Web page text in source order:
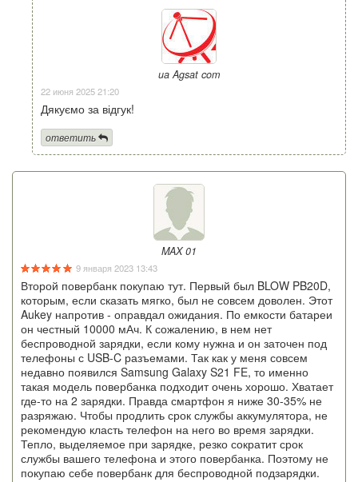
ua Agsat com
22 июня 2025 21:20
Дякуємо за відгук!
ответить
MAX 01
9 января 2023 13:43
Второй повербанк покупаю тут. Первый был BLOW PB20D,
которым, если сказать мягко, был не совсем доволен. Этот
Aukey напротив - оправдал ожидания. По емкости батареи
он честный 10000 мАч. К сожалению, в нем нет
беспроводной зарядки, если кому нужна и он заточен под
телефоны с USB-C разъемами. Так как у меня совсем
недавно появился Samsung Galaxy S21 FE, то именно
такая модель повербанка подходит очень хорошо. Хватает
где-то на 2 зарядки. Правда смартфон я ниже 30-35% не
разряжаю. Чтобы продлить срок службы аккумулятора, не
рекомендую класть телефон на него во время зарядки.
Тепло, выделяемое при зарядке, резко сократит срок
службы вашего телефона и этого повербанка. Поэтому не
покупаю себе повербанк для беспроводной подзарядки.